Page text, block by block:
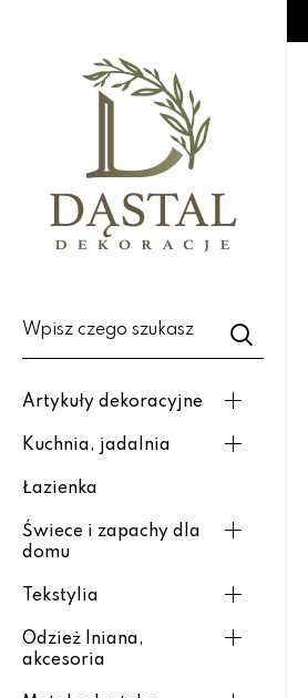
Wpisz czego szukasz
Artykuły dekoracyjne
Kuchnia, jadalnia
Łazienka
Świece i zapachy dla
domu
Tekstylia
Odzież lniana,
akcesoria